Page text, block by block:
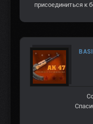
присоединиться к